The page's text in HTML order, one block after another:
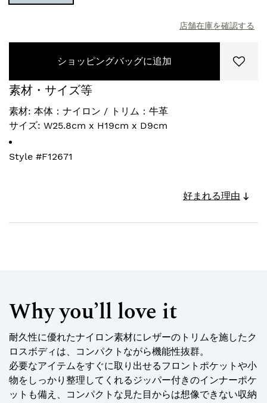
店舗在庫を確認する
ショッピングバッグに追加
素材・サイズ等
素材: 本体：ナイロン / トリム：牛革
サイズ: W25.8cm x H19cm x D9cm
Style #F12671
好まれる理由
Why you’ll love it
耐久性に優れたナイロン素材にレザーのトリムを施したク
ロスボディは、コンパクトながら機能性抜群。
必要なアイテムをすぐに取り出せるフロントポケットや小
物をしっかり整理してくれるジッパー付きのインナーポケ
ットも備え、コンパクトな見た目からは想像できない収納